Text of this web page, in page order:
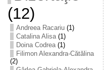
(12)
Andreea Racariu(1)
Catalina Alisa(1)
Doina Codrea(1)
Filimon Alexandra-Cătălina
(2)